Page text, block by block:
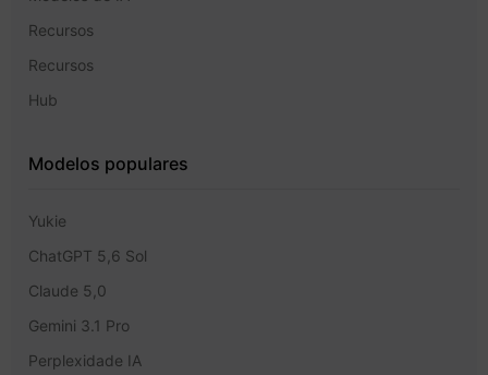
Recursos
Recursos
Hub
Modelos populares
Yukie
ChatGPT 5,6 Sol
Claude 5,0
Gemini 3.1 Pro
Perplexidade IA